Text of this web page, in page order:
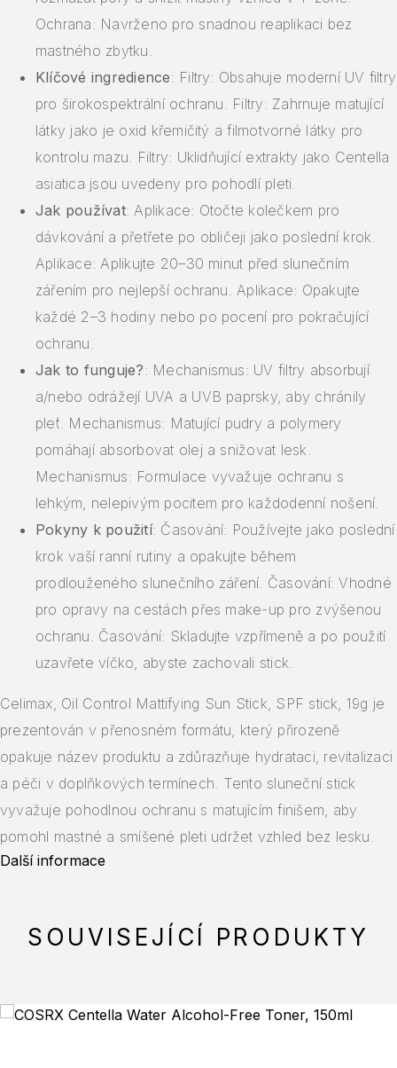
Ochrana: Navrženo pro snadnou reaplikaci bez
mastného zbytku.
Klíčové ingredience: Filtry: Obsahuje moderní UV filtry
pro širokospektrální ochranu. Filtry: Zahrnuje matující
látky jako je oxid křemičitý a filmotvorné látky pro
kontrolu mazu. Filtry: Uklidňující extrakty jako Centella
asiatica jsou uvedeny pro pohodlí pleti.
Jak používat: Aplikace: Otočte kolečkem pro
dávkování a přetřete po obličeji jako poslední krok.
Aplikace: Aplikujte 20–30 minut před slunečním
zářením pro nejlepší ochranu. Aplikace: Opakujte
každé 2–3 hodiny nebo po pocení pro pokračující
ochranu.
Jak to funguje?: Mechanismus: UV filtry absorbují
a/nebo odrážejí UVA a UVB paprsky, aby chránily
pleť. Mechanismus: Matující pudry a polymery
pomáhají absorbovat olej a snižovat lesk.
Mechanismus: Formulace vyvažuje ochranu s
lehkým, nelepivým pocitem pro každodenní nošení.
Pokyny k použití: Časování: Používejte jako poslední
krok vaší ranní rutiny a opakujte během
prodlouženého slunečního záření. Časování: Vhodné
pro opravy na cestách přes make-up pro zvýšenou
ochranu. Časování: Skladujte vzpřímeně a po použití
uzavřete víčko, abyste zachovali stick.
Celimax, Oil Control Mattifying Sun Stick, SPF stick, 19g je
prezentován v přenosném formátu, který přirozeně
opakuje název produktu a zdůrazňuje hydrataci, revitalizaci
a péči v doplňkových termínech. Tento sluneční stick
vyvažuje pohodlnou ochranu s matujícím finišem, aby
pomohl mastné a smíšené pleti udržet vzhled bez lesku.
Další informace
SOUVISEJÍCÍ PRODUKTY